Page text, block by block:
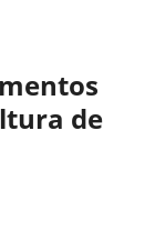
de